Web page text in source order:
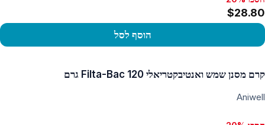
$28.80
הוסף לסל
קרם מסנן שמש ואנטיבקטריאלי Filta-Bac 120 גרם
Aniwell